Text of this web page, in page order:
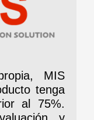
MIS
tenga
al 75%.